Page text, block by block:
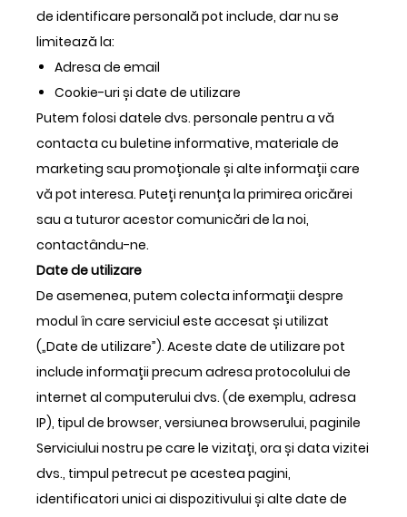
de identificare personală pot include, dar nu se
limitează la:
Adresa de email
Cookie-uri și date de utilizare
Putem folosi datele dvs. personale pentru a vă
contacta cu buletine informative, materiale de
marketing sau promoționale și alte informații care
vă pot interesa. Puteți renunța la primirea oricărei
sau a tuturor acestor comunicări de la noi,
contactându-ne.
Date de utilizare
De asemenea, putem colecta informații despre
modul în care serviciul este accesat și utilizat
(„Date de utilizare”). Aceste date de utilizare pot
include informații precum adresa protocolului de
internet al computerului dvs. (de exemplu, adresa
IP), tipul de browser, versiunea browserului, paginile
Serviciului nostru pe care le vizitați, ora și data vizitei
dvs., timpul petrecut pe acestea pagini,
identificatori unici ai dispozitivului și alte date de